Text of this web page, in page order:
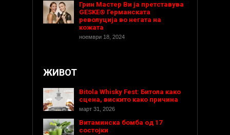
Грин Мастер Ви ја претставува
GESKE® Германската
револуција во негата на
кожата
ноември 18, 2024
ЖИВОТ
Bitola Whisky Fest: Битола како
сцена, вискито како причина
март 31, 2026
Витаминска бомба од 17
состојки